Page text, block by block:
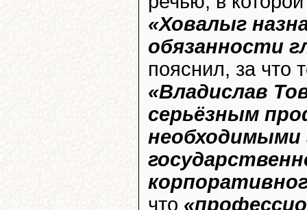
«Ховалыг
обязанности
пояснил, за что
«Владислав
серьёзным
необходимыми
что